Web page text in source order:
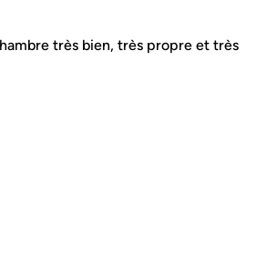
très bien, très propre et très